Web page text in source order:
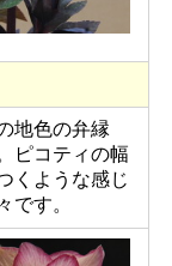
地色の弁縁
ピコティの幅
くような感じ
です。